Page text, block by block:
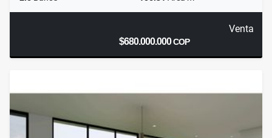
Venta
$680.000.000COP